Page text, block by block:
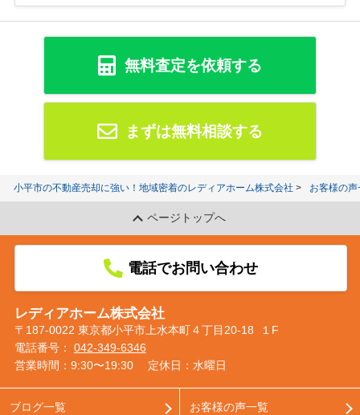
無料査定を依頼する
まずは無料相談する
小平市の不動産売却に強い！地域密着のレディアホーム株式会社 お客様の声
ページトップへ
電話でお問い合わせ
レディアホーム株式会社
〒187-0022 東京都小平市上水本町４丁目20-18 １F
電話番号： 042-349-6346
営業時間：9:30〜19:30
定休日：水曜日
ブログ一覧 お客様の声一覧